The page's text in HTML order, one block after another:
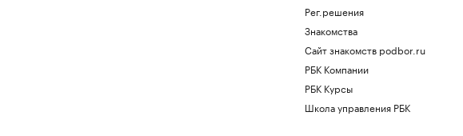
Рег.решения
Знакомства
Сайт знакомств podbor.ru
РБК Компании
РБК Курсы
Школа управления РБК